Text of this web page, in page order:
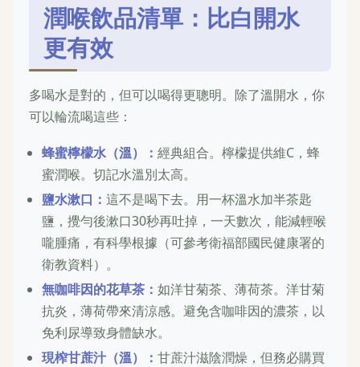
潤喉飲品清單：比白開水
更有效
多喝水是對的，但可以喝得更聰明。除了溫開水，你
可以輪流喝這些：
蜂蜜檸檬水（溫）： 經典組合。檸檬提供維C，蜂
蜜潤喉。切記水溫別太高。
鹽水漱口： 這不是喝下去。用一杯溫水加半茶匙
鹽，攪勻後漱口30秒再吐掉，一天數次，能減輕喉
嚨腫痛，有科學根據（可參考衛福部國民健康署的
衛教資料）。
無咖啡因的花草茶： 如洋甘菊茶、薄荷茶。洋甘菊
抗炎，薄荷帶來清涼感。避免含咖啡因的濃茶，以
免利尿導致身體缺水。
現榨甘蔗汁（溫）： 甘蔗汁滋陰潤燥，但務必購買